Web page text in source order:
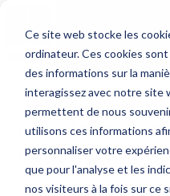
Ce site web stocke les
ordinateur. Ces cookies
des informations sur la
interagissez avec notre site
permettent de nous
utilisons ces informations
personnaliser votre
que pour l'analyse et les
nos visiteurs à la fois sur ce
article-
cauchemar-1